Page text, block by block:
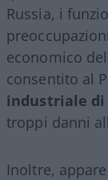
Russia, i
economico
consentito al
industriale di
troppi danni
Inoltre,